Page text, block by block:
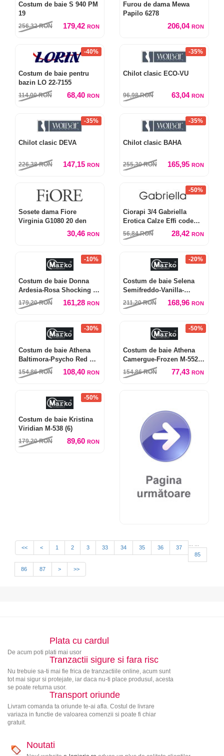
Costum de baie S 940 PM
19
256,32RON 179,42 RON
Furou de dama Mewa
Papilo 6278
206,04 RON
-40%
Costum de baie pentru
bazin LO 22-7155
114,00RON 68,40 RON
-35%
Chilot clasic ECO-VU
96,98RON 63,04 RON
-35%
Chilot clasic DEVA
226,38RON 147,15 RON
-35%
Chilot clasic BAHA
255,30RON 165,95 RON
Sosete dama Fiore
Virginia G1080 20 den
30,46 RON
-50%
Ciorapi 3/4 Gabriella
Erotica Calze Effi code
647
56,84RON 28,42 RON
-10%
Costum de baie Donna
Ardesia-Rosa Shocking M-
533 (4)
179,20RON 161,28 RON
-20%
Costum de baie Selena
Semifreddo-Vanilla-
Picadily M-545 (6)
211,20RON 168,96 RON
-30%
Costum de baie Athena
Baltimora-Psycho Red M-
552 (4)
154,86RON 108,40 RON
-50%
Costum de baie Athena
Camergue-Frozen M-552
(10)
154,86RON 77,43 RON
-50%
Costum de baie Kristina
Viridian M-538 (6)
179,20RON 89,60 RON
<< < 1 2 3 33 34 35 36 37
85
86 87 > >>
Plata cu cardul
De acum poti plati mai usor
Tranzactii sigure si fara risc
Nu trebuie sa-ti mai fie frica de tranzactiile online, acum sunt
tot mai sigur si protejate, iar daca nu-ti place produsul, acesta
se poate returna usor.
Transport oriunde
Livram comanda ta oriunde te-ai afla. Costul de livrare
variaza in functie de valoarea comenzii si poate fi chiar
gratuit.
Noutati